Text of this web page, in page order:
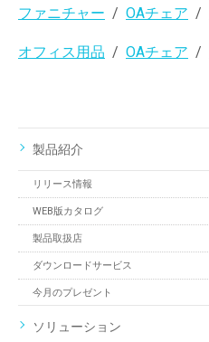
ファニチャー OAチェア
オフィス用品 OAチェア
製品紹介
リリース情報
WEB版カタログ
製品取扱店
ダウンロードサービス
今月のプレゼント
ソリューション